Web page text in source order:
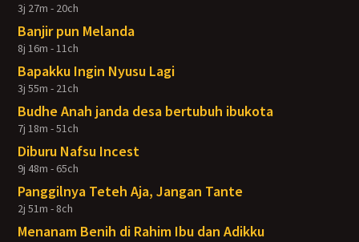
3j 27m - 20ch
Banjir pun Melanda
8j 16m - 11ch
Bapakku Ingin Nyusu Lagi
3j 55m - 21ch
Budhe Anah janda desa bertubuh ibukota
7j 18m - 51ch
Diburu Nafsu Incest
9j 48m - 65ch
Panggilnya Teteh Aja, Jangan Tante
2j 51m - 8ch
Menanam Benih di Rahim Ibu dan Adikku